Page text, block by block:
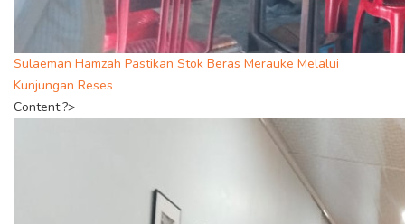
Sulaeman Hamzah Pastikan Stok Beras Merauke Melalui
Kunjungan Reses
Content;?>